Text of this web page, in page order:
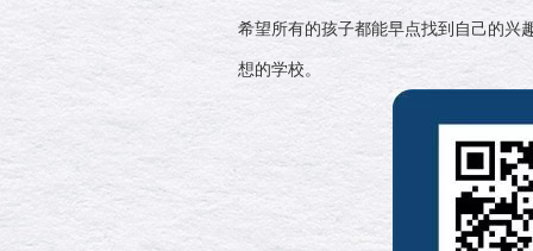
希望所有的孩子都能早点找到自己的兴
想的学校。